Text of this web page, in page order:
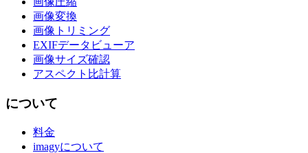
画像変換
画像トリミング
EXIFデータビューア
画像サイズ確認
アスペクト比計算
について
料金
imagyについて